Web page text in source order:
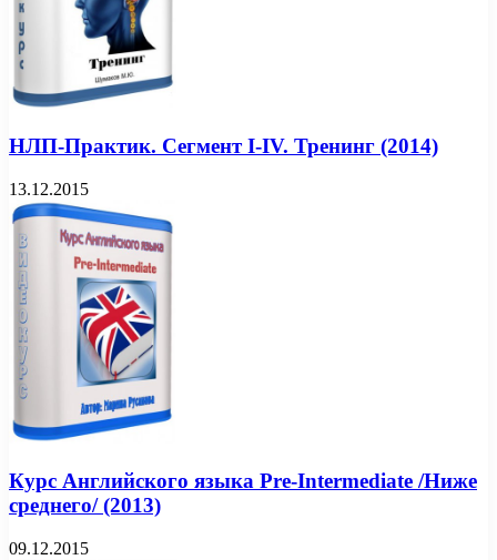
НЛП-Практик. Сегмент I-IV. Тренинг (2014)
13.12.2015
Курс Английского языка Pre-Intermediate /Ниже
среднего/ (2013)
09.12.2015